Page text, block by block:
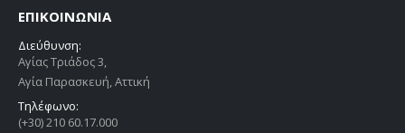
ΕΠΙΚΟΙΝΩΝΙΑ
Διεύθυνση:
Αγίας Τριάδος 3,
Αγία Παρασκευή, Αττική
Τηλέφωνο:
(+30) 210 60.17.000